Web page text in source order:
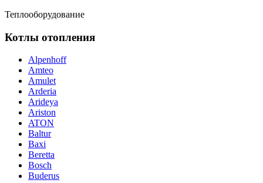
Теплооборудование
Котлы отопления
Alpenhoff
Amteo
Amulet
Arderia
Arideya
Ariston
ATON
Baltur
Baxi
Beretta
Bosch
Buderus